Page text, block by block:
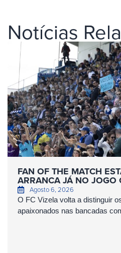
Notícias
FAN OF THE MATCH
ARRANCA JÁ NO JOGO
Agosto 6, 2026
O FC Vizela volta a distinguir
apaixonados nas bancadas